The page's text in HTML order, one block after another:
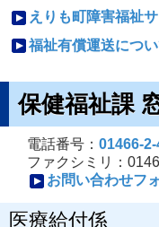
えりも町障害福祉
福祉有償運送につ
保健福祉課
電話番号： 01466-
ファクシミリ：
お問い合わせフ
医療給付係